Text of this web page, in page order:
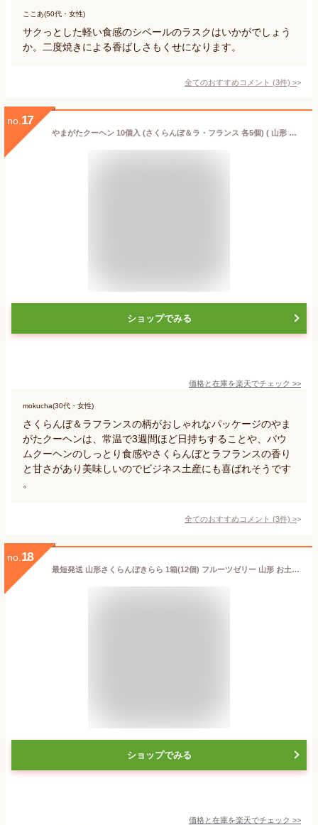
ここあ(50代・女性)
サクっとした軽い食感のシベールのラスクはいかがでしょう
か。二度焼きによる香ばしさもくせになります。
全てのおすすめコメント (3件) >
no. 17
やまがたクーヘン 10個入 (さくらんぼ＆ラ・フランス 各5個) ( 山形 お土産 お取り寄せ )
ショップでみる
価格と在庫を楽天でチェック >>
mokucha(30代・女性)
さくらんぼ＆ラフランスの柄がおしゃれなパッケージのやま
がたクーヘンは、常温で3週間ほど日持ちすることや、バウ
ムクーヘンのしっとり食感やさくらんぼとラフランスの香り
と甘さがあり美味しいのでビジネス土産にも喜ばれそうです
。
全てのおすすめコメント (3件) >
no. 18
最短発送 山形さくらんぼきらら 1箱(12個) フルーツゼリー 山形 お土産 お菓子 個包装 お取り寄せ 水菓子 さくらんぼゼリーお中元 夏ギフト 帰省土産 手土産 【A01】
ショップでみる
価格と在庫を楽天でチェック >>